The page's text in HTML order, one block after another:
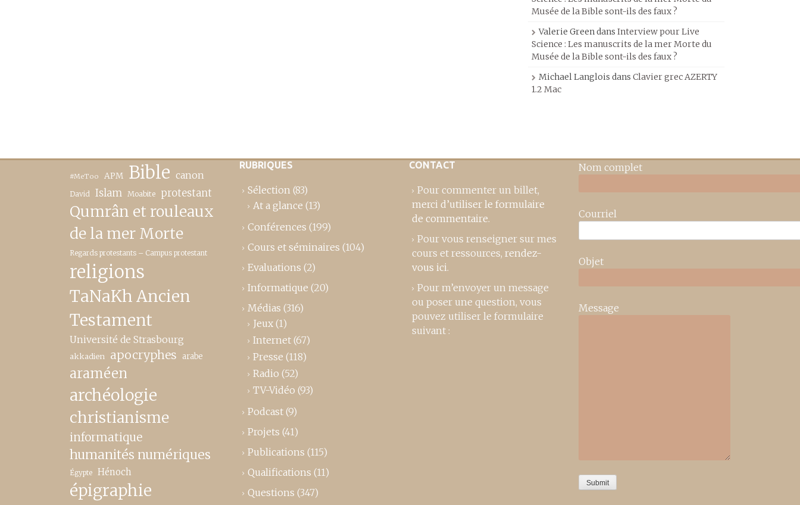
Musée de la Bible sont-ils des faux ?
Valerie Greendans Interview pour Live
Science : Les manuscrits de la mer Morte du
Musée de la Bible sont-ils des faux ?
Michael Langlois dans Clavier grec AZERTY
1.2 Mac
#MeToo APM Bible canon
David Islam Moabite protestant
Qumrân et rouleaux
de la mer Morte
Regards protestants – Campus protestant
religions
TaNaKh Ancien
Testament
Université de Strasbourg
akkadien apocryphes arabe
araméen
archéologie
christianisme
informatique
humanités numériques
Égypte Hénoch
épigraphie
RUBRIQUES
Sélection (83)
At a glance (13)
Conférences (199)
Cours et séminaires (104)
Evaluations (2)
Informatique (20)
Médias (316)
Jeux (1)
Internet (67)
Presse (118)
Radio (52)
TV-Vidéo (93)
Podcast (9)
Projets (41)
Publications (115)
Qualifications (11)
Questions (347)
CONTACT
Pour commenter un billet,
merci d’utiliser le formulaire
de commentaire.
Pour vous renseigner sur mes
cours et ressources, rendez-
vous ici.
Pour m’envoyer un message
ou poser une question, vous
pouvez utiliser le formulaire
suivant :
Nom complet
Courriel
Objet
Message